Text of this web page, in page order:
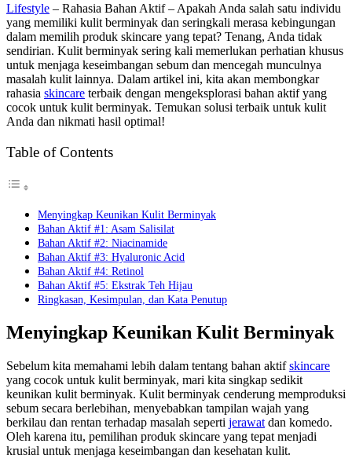
Lifestyle – Rahasia Bahan Aktif – Apakah Anda salah satu individu
yang memiliki kulit berminyak dan seringkali merasa kebingungan
dalam memilih produk skincare yang tepat? Tenang, Anda tidak
sendirian. Kulit berminyak sering kali memerlukan perhatian khusus
untuk menjaga keseimbangan sebum dan mencegah munculnya
masalah kulit lainnya. Dalam artikel ini, kita akan membongkar
rahasia skincare terbaik dengan mengeksplorasi bahan aktif yang
cocok untuk kulit berminyak. Temukan solusi terbaik untuk kulit
Anda dan nikmati hasil optimal!
Table of Contents
Menyingkap Keunikan Kulit Berminyak
Bahan Aktif #1: Asam Salisilat
Bahan Aktif #2: Niacinamide
Bahan Aktif #3: Hyaluronic Acid
Bahan Aktif #4: Retinol
Bahan Aktif #5: Ekstrak Teh Hijau
Ringkasan, Kesimpulan, dan Kata Penutup
Menyingkap Keunikan Kulit Berminyak
Sebelum kita memahami lebih dalam tentang bahan aktifskincare
yang cocok untuk kulit berminyak, mari kita singkap sedikit
keunikan kulit berminyak. Kulit berminyak cenderung memproduksi
sebum secara berlebihan, menyebabkan tampilan wajah yang
berkilau dan rentan terhadap masalah seperti jerawat dan komedo.
Oleh karena itu, pemilihan produk skincare yang tepat menjadi
krusial untuk menjaga keseimbangan dan kesehatan kulit.